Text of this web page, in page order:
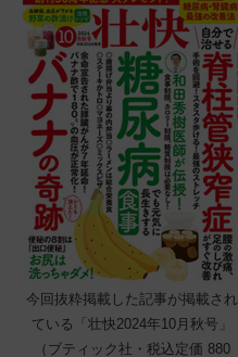
今回抜粋掲載した記事が掲載され
ている「壮快2024年10月秋号」
（ブティック社・税込定価 880